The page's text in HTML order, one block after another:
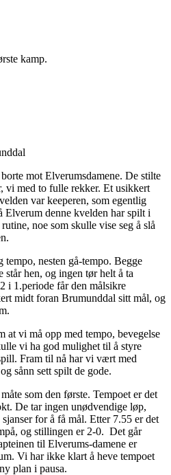
kamp.
mot Elverumsdamene. De stilte
vi med to fulle rekker. Et usikkert
var keeperen, som egentlig
Elverum denne kvelden har spilt i
noe som skulle vise seg å slå
nesten gå-tempo. Begge
hen, og ingen tør helt å ta
i 1.periode får den målsikre
midt foran Brumunddal sitt mål, og
at vi må opp med tempo, bevegelse
vi ha god mulighet til å styre
Fram til nå har vi vært med
sånn sett spilt de gode.
som den første. Tempoet er det
De tar ingen unødvendige løp,
for å få mål. Etter 7.55 er det
og stillingen er 2-0. Det går
til Elverums-damene er
Vi har ikke klart å heve tempoet
plan i pausa.